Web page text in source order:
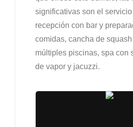
significativas son el
recepción con bar y
comidas, cancha de
múltiples piscinas, spa con
de vapor y jacuzzi.